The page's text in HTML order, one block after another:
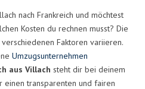
nach Frankreich und möchtest
Kosten du rechnen musst? Die
Faktoren variieren.
Umzugsunternehmen
aus Villach steht dir bei deinem
transparenten und fairen